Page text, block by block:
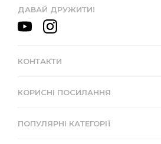
ДАВАЙ ДРУЖИТИ!
КОНТАКТИ
КОРИСНІ ПОСИЛАННЯ
ПОПУЛЯРНІ КАТЕГОРІЇ